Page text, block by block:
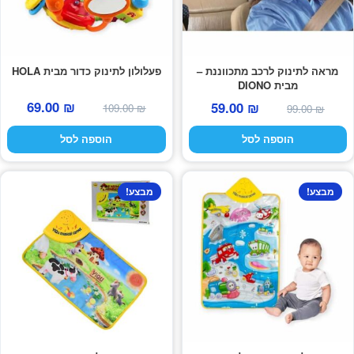
מראה לתינוק לרכב מתכווננת –
מבית DIONO
99.00₪
המחיר
המקורי
היה:
59.00 ₪
המחיר
הנוכחי
הוא:
הוספה לסל
פעלולון לתינוק כדור מבית HOLA
109.00₪
המחיר
המקורי
היה:
69.00 ₪
הוא:
הוספה לסל
מבצע! מבצע!